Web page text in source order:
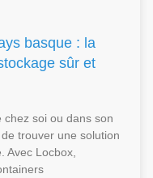
basque : la
sûr et
chez soi ou dans son
trouver une solution
Avec Locbox,